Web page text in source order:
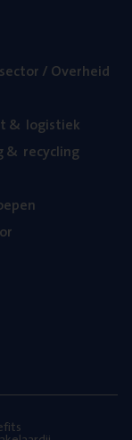
/ Overheid
& logistiek
& recycling